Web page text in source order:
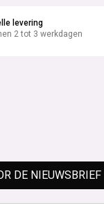
levering
2 tot 3 werkdagen
DE NIEUWSBRIEF